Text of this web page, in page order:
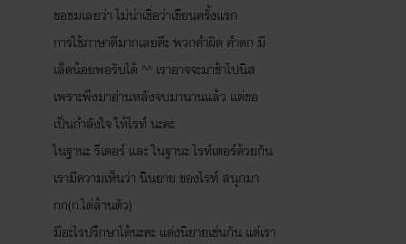
ขอชมเลยว่า ไม่น่าเชื่อว่าเขียนครั้งแรก
การใช้ภาษาดีมากเลยคีะ พวกคำผิด คำตก มี
เล็ดน้อยพอรับได้ ^^ เราอาจจะมาช้าไปนิส
เพราะพึงมาอ่านหลังจบมานานแล้ว แต่ขอ
เป็นกำลังใจ ให้ไรท์ นะคะ
ในฐานะ รีเดอร์ และ ในฐานะ ไรท์เตอร์ด้วยกัน
เรามีความเห็นว่า นินยาย ของไรท์ สนุกมา
กก(ก.ได่ล้านตัว)
มีอะไรปรึกษาได้นะคะ แต่งนิยายเช่นกัน แต่เรา